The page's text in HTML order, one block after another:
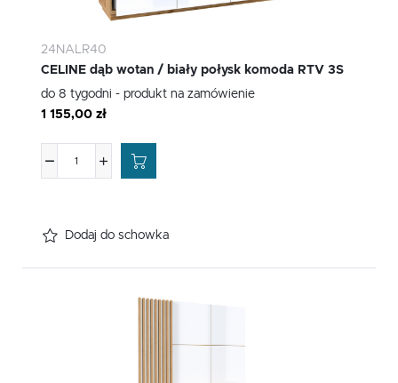
24NALR40
CELINE dąb wotan / biały połysk komoda RTV 3S
do 8 tygodni - produkt na zamówienie
1 155,00 zł
Dodaj do schowka